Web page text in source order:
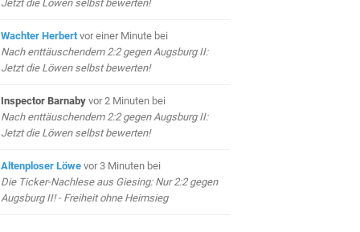
Jetzt die Löwen selbst bewerten!
Wachter Herbert vor einer Minutebei
Nach enttäuschendem 2:2 gegen Augsburg II:
Jetzt die Löwen selbst bewerten!
Inspector Barnaby vor 2 Minuten bei
Nach enttäuschendem 2:2 gegen Augsburg II:
Jetzt die Löwen selbst bewerten!
Altenploser Löwe vor 3 Minuten bei
Die Ticker-Nachlese aus Giesing: Nur 2:2 gegen
Augsburg II! - Freiheit ohne Heimsieg